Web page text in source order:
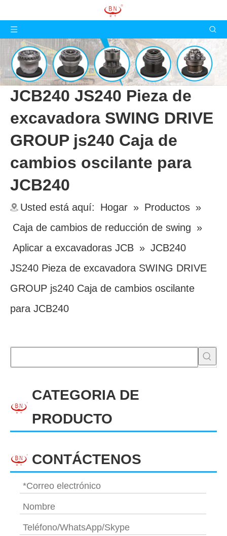
JCB240 JS240 Pieza de
excavadora SWING DRIVE
GROUP js240 Caja de
cambios oscilante para
JCB240
Usted está aquí: Hogar » Productos »
Caja de cambios de reducción de swing »
Aplicar a excavadoras JCB » JCB240
JS240 Pieza de excavadora SWING DRIVE
GROUP js240 Caja de cambios oscilante
para JCB240
CATEGORIA DE
PRODUCTO
CONTÁCTENOS